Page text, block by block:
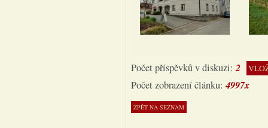
Počet příspěvků v diskuzi:2
Počet zobrazení článku:4997x